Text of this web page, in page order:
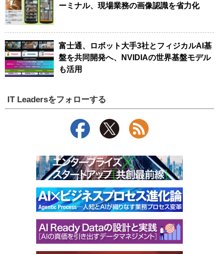
ーミナル、現場業務の画像認識を省力化
富士通、ロボット大手3社とフィジカルAI基
盤を共同開発へ、NVIDIAの世界基盤モデル
も活用
IT Leadersをフォローする